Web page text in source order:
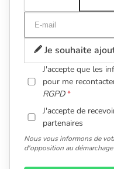
Je souhaite
J'accepte que les
pour me
RGPD
J'accepte de
partenaires
Nous vous informons de
d'opposition au